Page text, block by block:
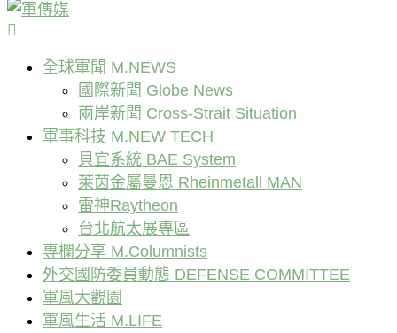
全球軍聞 M.NEWS
國際新聞 Globe News
兩岸新聞 Cross-Strait Situation
軍事科技 M.NEW TECH
貝宜系統 BAE System
萊茵金屬曼恩 Rheinmetall MAN
雷神Raytheon
台北航太展專區
專欄分享 M.Columnists
外交國防委員動態 DEFENSE COMMITTEE
軍風大觀園
軍風生活 M.LIFE